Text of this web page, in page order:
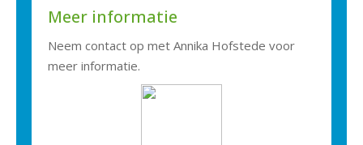
Meer informatie
Neem contact op met Annika Hofstede voor
meer informatie.